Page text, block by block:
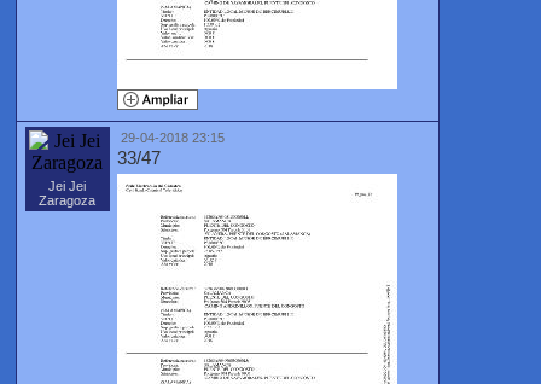
Jei Jei
Zaragoza
29-04-2018 23:15
33/47